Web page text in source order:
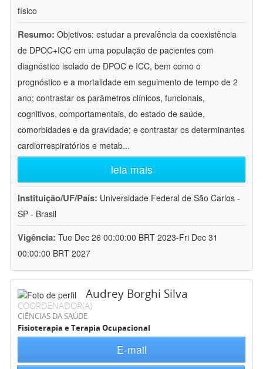
físico
Resumo: Objetivos: estudar a prevalência da coexistência
de DPOC+ICC em uma população de pacientes com
diagnóstico isolado de DPOC e ICC, bem como o
prognóstico e a mortalidade em seguimento de tempo de 2
ano; contrastar os parâmetros clínicos, funcionais,
cognitivos, comportamentais, do estado de saúde,
comorbidades e da gravidade; e contrastar os determinantes
cardiorrespiratórios e metab...
leia mais
Instituição/UF/País: Universidade Federal de São Carlos -
SP - Brasil
Vigência: Tue Dec 26 00:00:00 BRT 2023-Fri Dec 31
00:00:00 BRT 2027
Audrey Borghi Silva
COORDENADOR(A)
CIÊNCIAS DA SAÚDE
Fisioterapia e Terapia Ocupacional
E-mail